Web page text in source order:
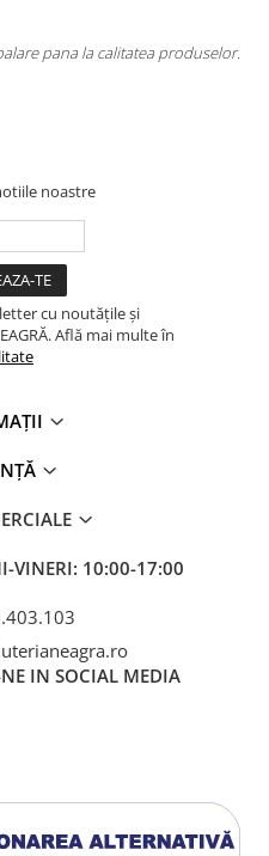
Totul la superlativ! Produsul, fix
noastre
cu noutățile și
Află mai multe în
VINERI: 10:00-17:00
IN SOCIAL MEDIA